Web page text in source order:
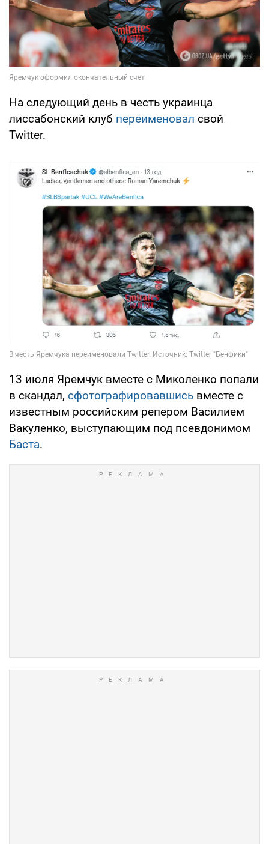
На следующий день в честь украинца
лиссабонский клуб переименовал свой
Twitter.
13 июля Яремчук вместе с Миколенко попали
в скандал, сфотографировавшись вместе с
известным российским репером Василием
Вакуленко, выступающим под псевдонимом
Баста.